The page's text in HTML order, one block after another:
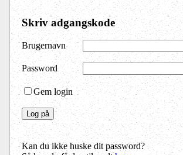
Skriv adgangskode
Brugernavn
Password
Gem login
Kan du ikke huske dit password?